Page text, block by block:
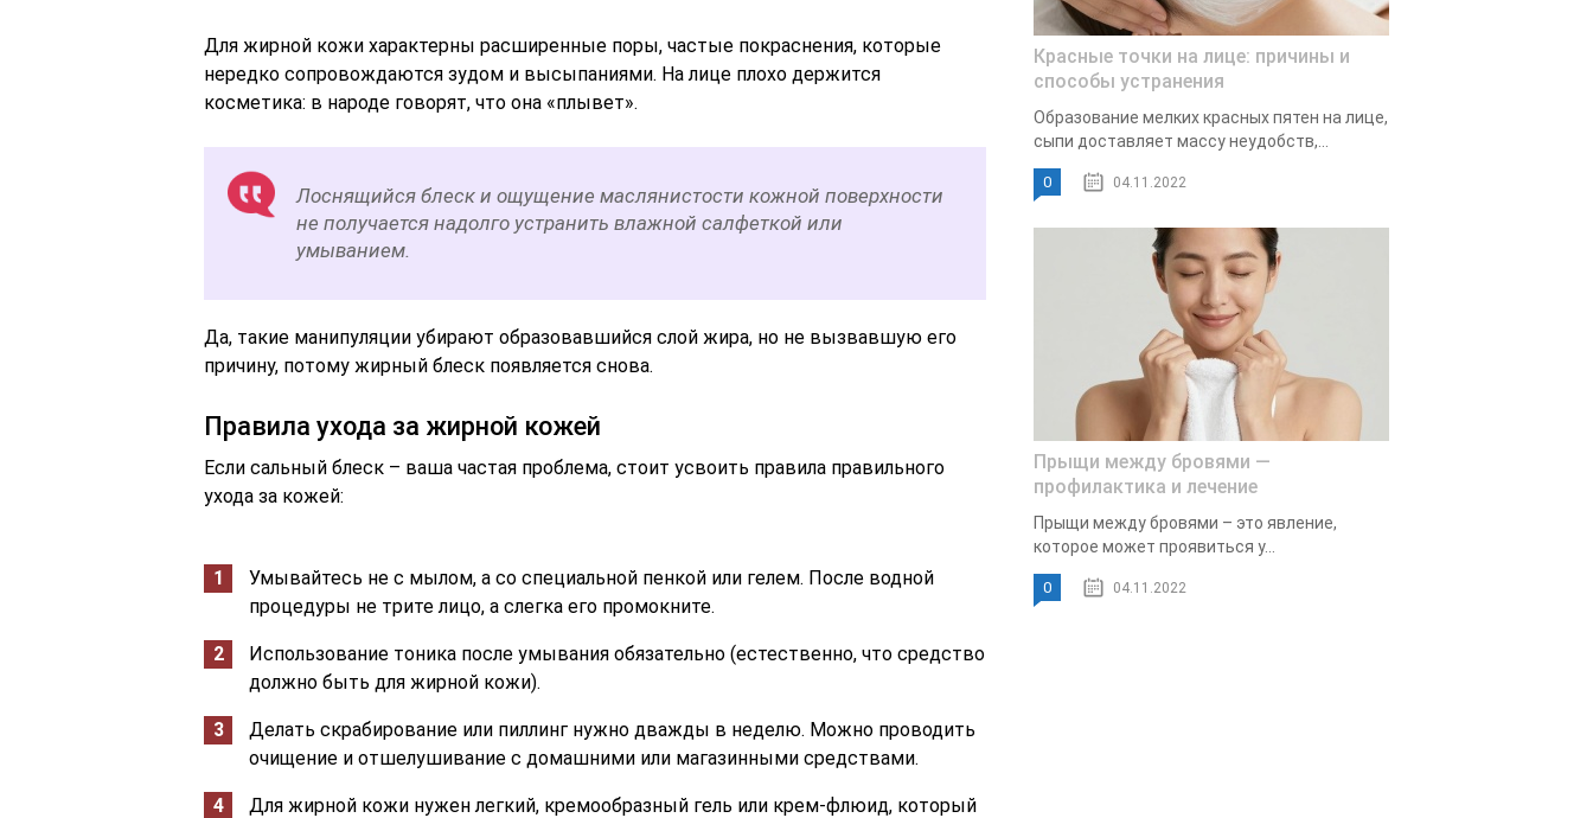
Для жирной кожи характерны расширенные поры, частые покраснения, которые
нередко сопровождаются зудом и высыпаниями. На лице плохо держится
косметика: в народе говорят, что она «плывет».
Лоснящийся блеск и ощущение маслянистости кожной поверхности
не получается надолго устранить влажной салфеткой или
умыванием.
Да, такие манипуляции убирают образовавшийся слой жира, но не вызвавшую его
причину, потому жирный блеск появляется снова.
Правила ухода за жирной кожей
Если сальный блеск – ваша частая проблема, стоит усвоить правила правильного
ухода за кожей:
Умывайтесь не с мылом, а со специальной пенкой или гелем. После водной
процедуры не трите лицо, а слегка его промокните.
Использование тоника после умывания обязательно (естественно, что средство
должно быть для жирной кожи).
Делать скрабирование или пиллинг нужно дважды в неделю. Можно проводить
очищение и отшелушивание с домашними или магазинными средствами.
Для жирной кожи нужен легкий, кремообразный гель или крем-флюид, который
Красные точки на лице: причины и
способы устранения
Образование мелких красных пятен на лице,
сыпи доставляет массу неудобств,...
0 04.11.2022
Прыщи между бровями —
профилактика и лечение
Прыщи между бровями – это явление,
которое может проявиться у...
0 04.11.2022